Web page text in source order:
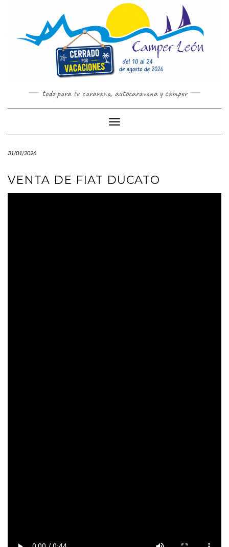
todo para tu caravana, autocaravana y camper
Cambiar modo de navegación
31/01/2026
VENTA DE FIAT DUCATO